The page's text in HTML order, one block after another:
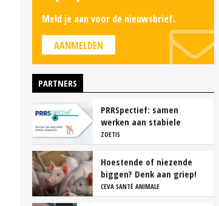
Meld je aan voor de nieuwsbrief.
AANMELDEN
PARTNERS
PRRSpectief: samen
werken aan stabiele
resultaten
ZOETIS
Hoestende of niezende
biggen? Denk aan griep!
CEVA SANTÉ ANIMALE